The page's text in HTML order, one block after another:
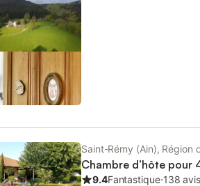
Saint-Rémy (Ain), Région
Chambre d’hôte pour
9.4Fantastique⋅138 avis